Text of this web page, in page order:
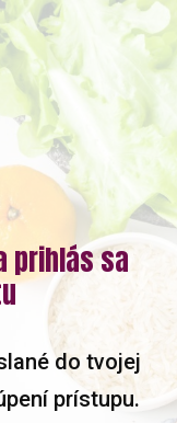
prihlás sa
do tvojej
prístupu.